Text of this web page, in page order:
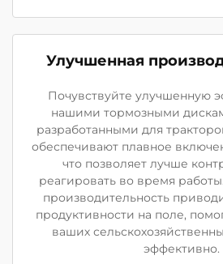
Улучшенная
Почувствуйте улучшенную
нашими тормозными
разработанными для
обеспечивают плавное
что позволяет лучше
реагировать во время
производительность
продуктивности на поле,
ваших
эффективно.